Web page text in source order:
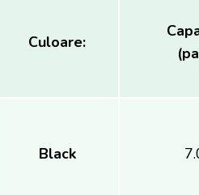
Culoare:
Black